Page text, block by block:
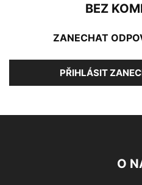
BEZ
ZANECHAT
PŘIHLÁSIT
O